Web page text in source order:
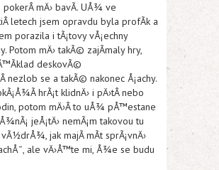
mÄ› bavÃ­. UÅ¾ ve
letech jsem opravdu byla profÃ­k a
porazila i tÃ¡tovy vÅ¡echny
Potom mÄ› takÃ© zajÃ­maly hry,
deskovÃ©
nezlob se a takÃ© nakonec Å¡achy.
hrÃ¡t klidnÄ› i pÄ›tÂ nebo
potom mÄ›Â to uÅ¾ pÅ™estane
jeÅ¡tÄ› nemÃ¡m takovou tu
jak majÃ­ mÃ­t sprÃ¡vnÄ›
ale vÄ›Å™te mi, Å¾e se budu